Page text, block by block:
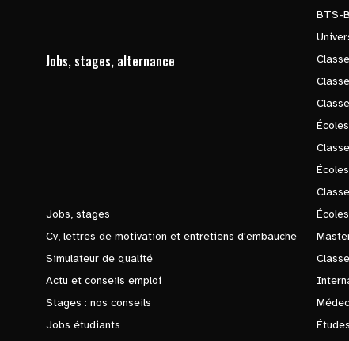
Jobs, stages, alternance
Jobs, stages
Cv, lettres de motivation et entretiens d'embauche
Simulateur de qualité
Actu et conseils emploi
Stages : nos conseils
Jobs étudiants
BTS-